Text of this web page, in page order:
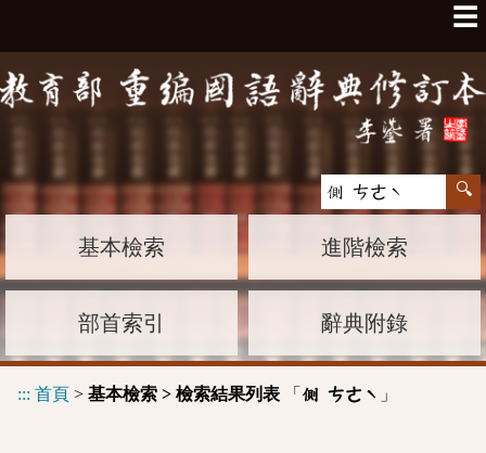
☰
基本檢索 進階檢索
部首索引 辭典附錄
::: 首頁 > 基本檢索 > 檢索結果列表 「 側 ㄘㄜˋ 」